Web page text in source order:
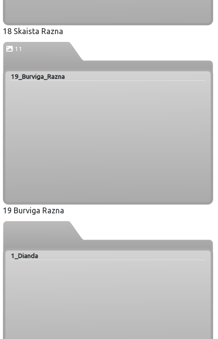
18 Skaista Razna
11
19_Burviga_Razna
19 Burviga Razna
1_Dianda